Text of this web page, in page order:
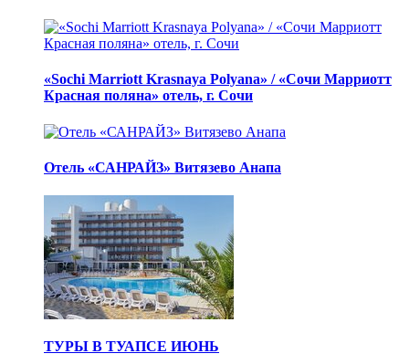
«Sochi Marriott Krasnaya Polyana» / «Сочи Марриотт
Красная поляна» отель, г. Сочи
Отель «САНРАЙЗ» Витязево Анапа
ТУРЫ В ТУАПСЕ ИЮНЬ